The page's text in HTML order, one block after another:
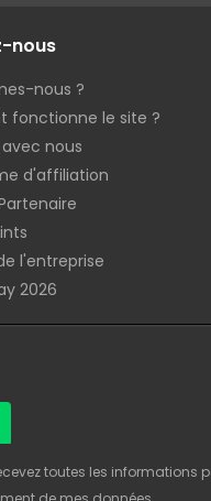
nous
nous ?
fonctionne le site ?
nous
d'affiliation
l'entreprise
2026
toutes les informations